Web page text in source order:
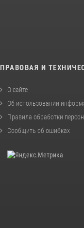
ПРАВОВАЯ И
О сайте
Об использовании
Правила обработки
Сообщить об ошибках